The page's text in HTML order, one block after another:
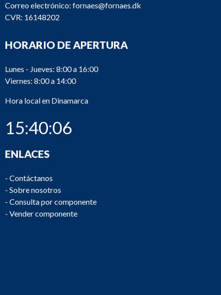
Correo electrónico: fornaes@fornaes.dk
CVR: 16148202
HORARIO DE APERTURA
Lunes - Jueves: 8:00 a 16:00
Viernes: 8:00 a 14:00
Hora local en Dinamarca
15:40:06
ENLACES
- Contáctanos
- Sobre nosotros
- Consulta por componente
- Vender componente